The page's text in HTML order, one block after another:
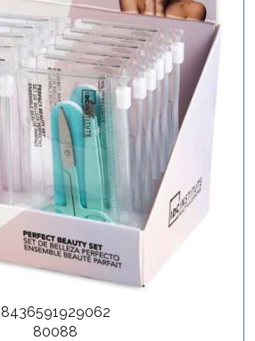
8436591929062
80088